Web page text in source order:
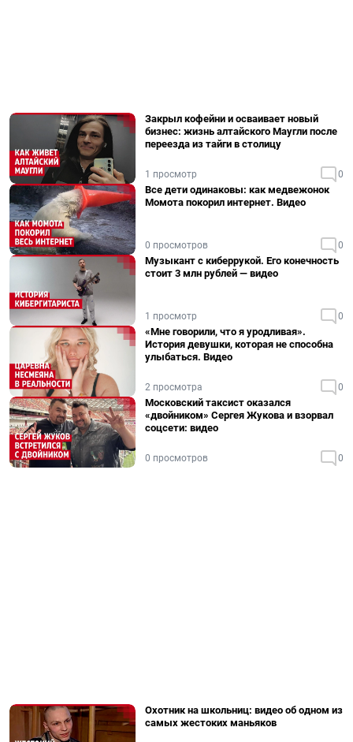
Закрыл кофейни и осваивает новый
бизнес: жизнь алтайского Маугли после
переезда из тайги в столицу
1 просмотр 0
Все дети одинаковы: как медвежонок
Момота покорил интернет. Видео
0 просмотров 0
Музыкант с киберрукой. Его конечность
стоит 3 млн рублей — видео
1 просмотр 0
«Мне говорили, что я уродливая».
История девушки, которая не способна
улыбаться. Видео
2 просмотра 0
Московский таксист оказался
«двойником» Сергея Жукова и взорвал
соцсети: видео
0 просмотров 0
Охотник на школьниц: видео об одном из
самых жестоких маньяков